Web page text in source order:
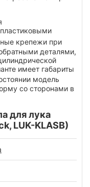
крепежи при
деталями,
имеет габариты
модель
со сторонами в
для лука
LUK-KLASB)